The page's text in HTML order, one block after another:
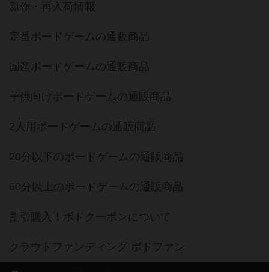
新作・再入荷情報
定番ボードゲームの通販商品
国産ボードゲームの通販商品
子供向けボードゲームの通販商品
2人用ボードゲームの通販商品
20分以下のボードゲームの通販商品
60分以上のボードゲームの通販商品
割引購入！ボドクーポンについて
クラウドファンディング ボドファン